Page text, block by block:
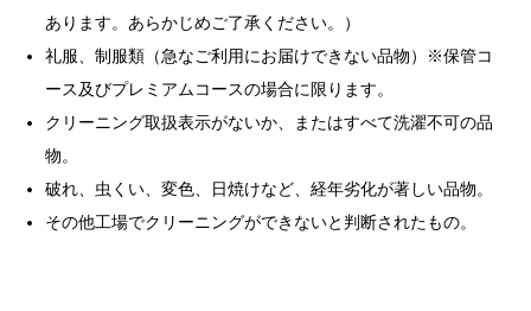
あります。あらかじめご了承ください。）
礼服、制服類（急なご利用にお届けできない品物）※保管コ
ース及びプレミアムコースの場合に限ります。
クリーニング取扱表示がないか、またはすべて洗濯不可の品
物。
破れ、虫くい、変色、日焼けなど、経年劣化が著しい品物。
その他工場でクリーニングができないと判断されたもの。